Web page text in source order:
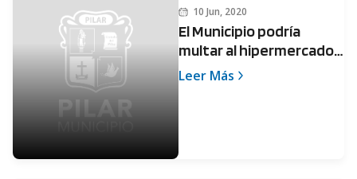
10 Jun, 2020
El Municipio podría
multar al hipermercado
Jumbo por incumplir los
Leer Más